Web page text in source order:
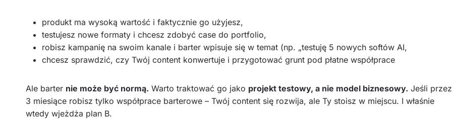
produkt ma wysoką wartość i faktycznie go użyjesz,
testujesz nowe formaty i chcesz zdobyć case do portfolio,
robisz kampanię na swoim kanale i barter wpisuje się w temat (np. „testuję 5 nowych softów AI,
chcesz sprawdzić, czy Twój content konwertuje i przygotować grunt pod płatne współprace
Ale barter nie może być normą. Warto traktować go jako projekt testowy, a nie model biznesowy. Jeśli przez
3 miesiące robisz tylko współprace barterowe – Twój content się rozwija, ale Ty stoisz w miejscu. I właśnie
wtedy wjeżdża plan B.